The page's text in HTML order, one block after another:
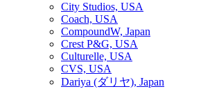
City Studios, USA
Coach, USA
CompoundW, Japan
Crest P&G, USA
Culturelle, USA
CVS, USA
Dariya (ダリヤ), Japan